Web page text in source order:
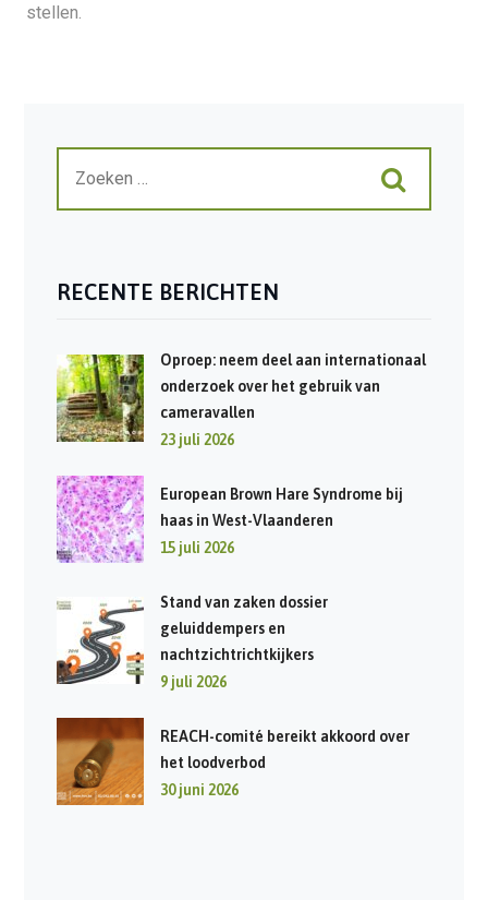
stellen.
RECENTE BERICHTEN
Oproep: neem deel aan internationaal
onderzoek over het gebruik van
cameravallen
23 juli 2026
European Brown Hare Syndrome bij
haas in West-Vlaanderen
15 juli 2026
Stand van zaken dossier
geluiddempers en
nachtzichtrichtkijkers
9 juli 2026
REACH-comité bereikt akkoord over
het loodverbod
30 juni 2026